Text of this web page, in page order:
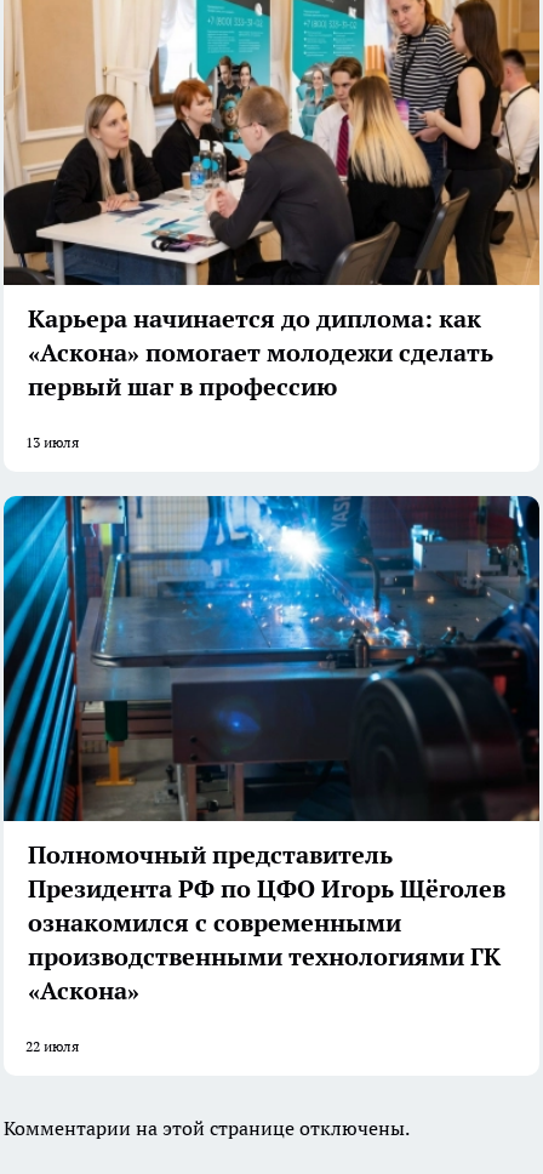
Карьера начинается до диплома: как
«Аскона» помогает молодежи сделать
первый шаг в профессию
13 июля
Полномочный представитель
Президента РФ по ЦФО Игорь Щёголев
ознакомился с современными
производственными технологиями ГК
«Аскона»
22 июля
Комментарии на этой странице отключены.